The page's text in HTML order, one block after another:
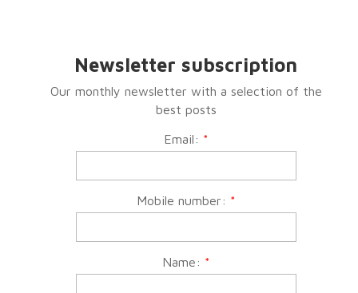
Newsletter subscription
Our monthly newsletter with a selection of the
best posts
Email: *
Mobile number: *
Name: *